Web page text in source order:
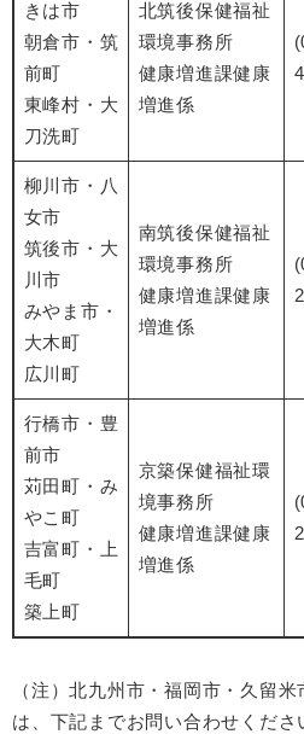
きは市
朝倉市・筑
前町
東峰村・大
刀洗町
北筑後保健福祉
環境事務所
健康増進課健康
増進係
柳川市・八
女市
筑後市・大
川市
みやま市・
大木町
広川町
南筑後保健福祉
環境事務所
健康増進課健康
増進係
行橋市・豊
前市
苅田町・み
やこ町
吉富町・上
毛町
築上町
京築保健福祉環
境事務所
健康増進課健康
増進係
（注）北九州市・福岡市・久留
は、下記までお問い合わせくださ